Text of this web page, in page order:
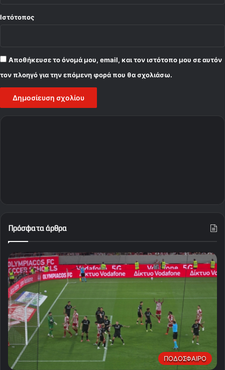
Ιστότοπος
Αποθήκευσε το όνομά μου, email, και τον ιστότοπο μου σε αυτόν
τον πλοηγό για την επόμενη φορά που θα σχολιάσω.
Πρόσφατα άρθρα
ΠΟΔΟΣΦΑΙΡΟ